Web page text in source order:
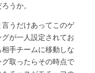
うか。
うだけあってこのゲ
が一人設定されてお
手チームに移動しな
取ったらその時点で